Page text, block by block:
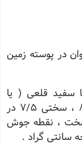
در پوسته زمین
سفید قلعی ( یا
سفید - نقره ای ) ، با نمادW ، عدد اتمی 82 ، سختی 7/5 در
سخت ، نقطه جوش